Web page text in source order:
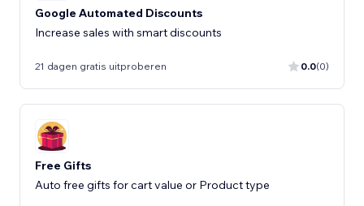
Google Automated Discounts
Increase sales with smart discounts
21 dagen gratis uitproberen 0.0(0)
Free Gifts
Auto free gifts for cart value or Product type